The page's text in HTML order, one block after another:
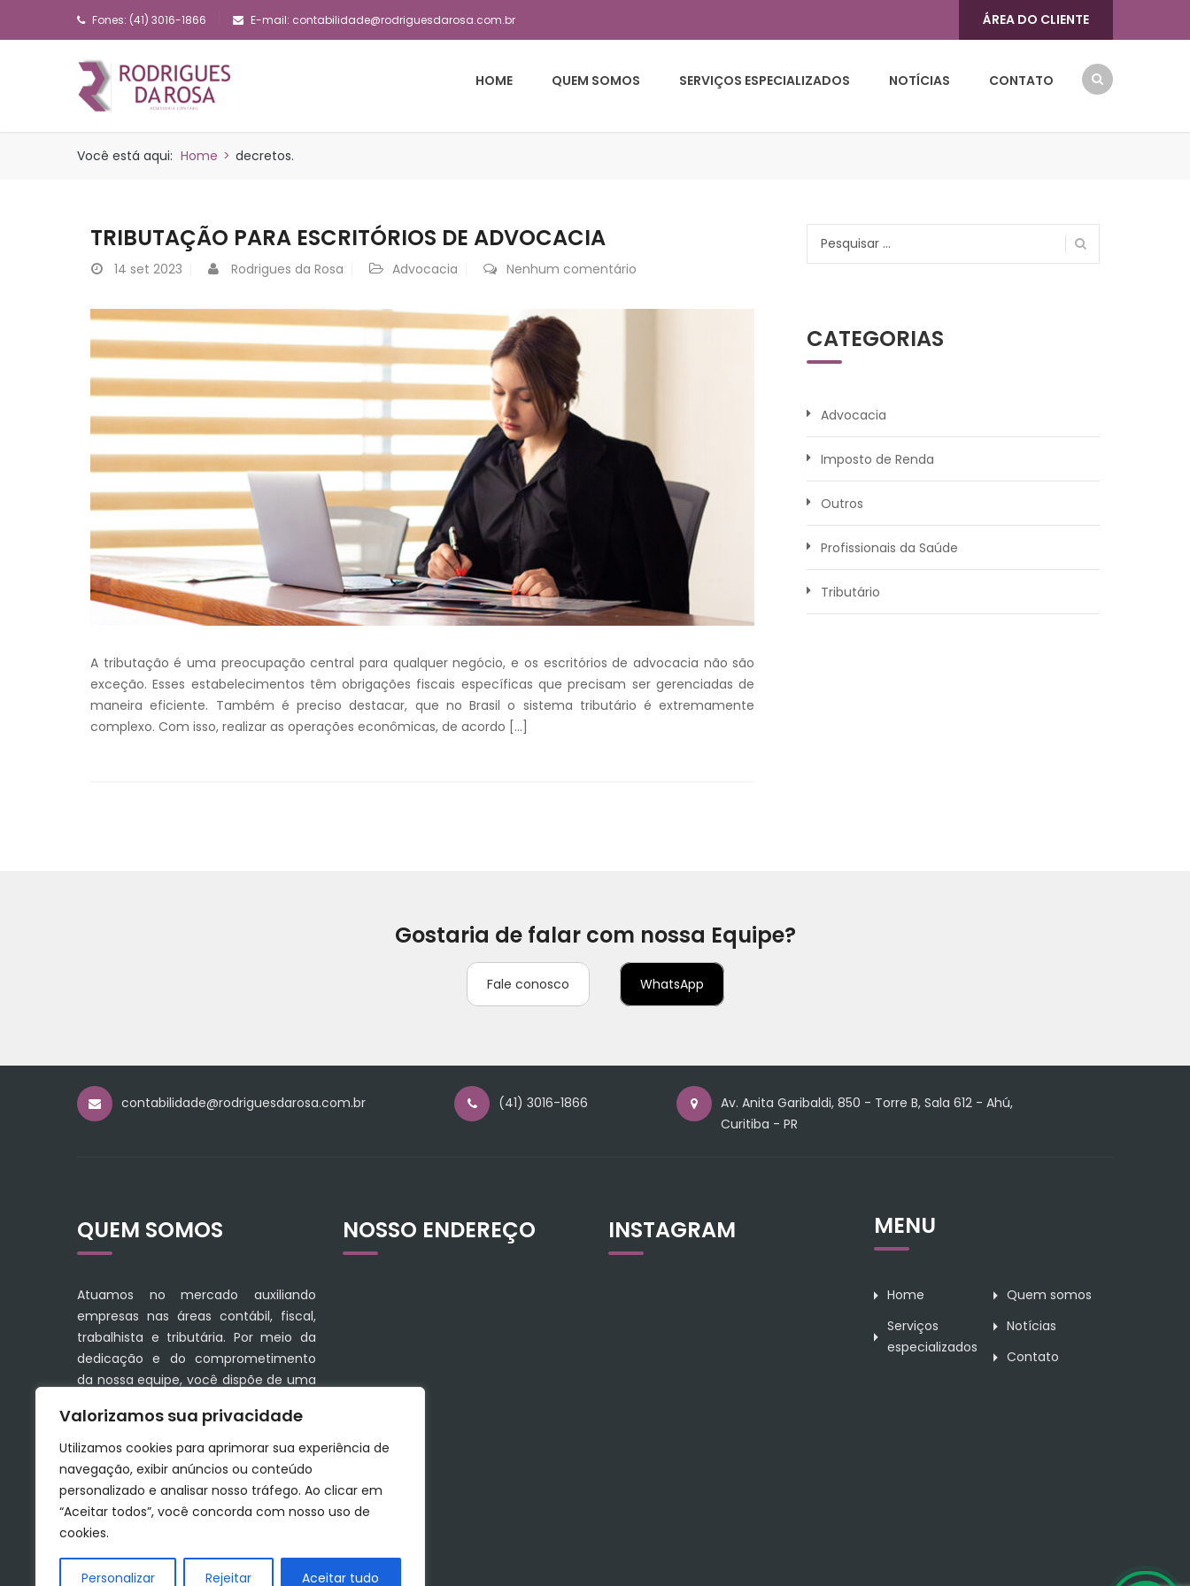
Valorizamos sua privacidade
Utilizamos cookies para aprimorar sua experiência de
navegação, exibir anúncios ou conteúdo
personalizado e analisar nosso tráfego. Ao clicar em
“Aceitar todos”, você concorda com nosso uso de
cookies.
Personalizar Rejeitar Aceitar tudo
Fones: (41) 3016-1866 E-mail: contabilidade@rodriguesdarosa.com.br ÁREA DO CLIENTE
HOME QUEM SOMOS SERVIÇOS ESPECIALIZADOS NOTÍCIAS CONTATO
Você está aqui: Home > decretos.
TRIBUTAÇÃO PARA ESCRITÓRIOS DE ADVOCACIA
14 set 2023 Rodrigues da Rosa Advocacia Nenhum comentário
A tributação é uma preocupação central para qualquer negócio, e os escritórios de advocacia não são
exceção. Esses estabelecimentos têm obrigações fiscais específicas que precisam ser gerenciadas de
maneira eficiente. Também é preciso destacar, que no Brasil o sistema tributário é extremamente
complexo. Com isso, realizar as operações econômicas, de acordo […]
CATEGORIAS
Advocacia
Imposto de Renda
Outros
Profissionais da Saúde
Tributário
Gostaria de falar com nossa Equipe?
Fale conosco WhatsApp
contabilidade@rodriguesdarosa.com.br (41) 3016-1866
Av. Anita Garibaldi, 850 - Torre B, Sala 612 - Ahú,
Curitiba - PR
QUEM SOMOS
Atuamos no mercado auxiliando
empresas nas áreas contábil, fiscal,
trabalhista e tributária. Por meio da
dedicação e do comprometimento
da nossa equipe, você dispõe de uma
facilitam a sua administração
financeira.
Conte com soluções seguras e tenha
a contribuição certa para o
crescimento do seu negócio.
NOSSO ENDEREÇO INSTAGRAM MENU
Home
Quem somos
Serviços
especializados
Notícias
Contato